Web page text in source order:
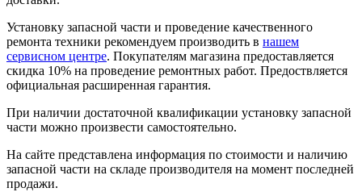
Установку запасной части и проведение качественного
ремонта техники рекомендуем производить в нашем
сервисном центре. Покупателям магазина предоставляется
скидка 10% на проведение ремонтных работ. Предоствляется
официальная расширенная гарантия.
При наличии достаточной квалификации установку запасной
части можно произвести самостоятельно.
На сайте представлена информация по стоимости и наличию
запасной части на складе производителя на момент последней
продажи.